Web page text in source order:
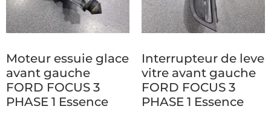
Moteur essuie glace
avant gauche
FORD FOCUS 3
PHASE 1 Essence
Interrupteur de leve
vitre avant gauche
FORD FOCUS 3
PHASE 1 Essence